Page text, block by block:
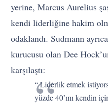
yerine, Marcus Aurelius
kendi liderliğine hakim
odaklandı. Sudmann
kurucusu olan Dee
karşılaştı:
“ Liderlik etmek
yüzde 40’ını kendin